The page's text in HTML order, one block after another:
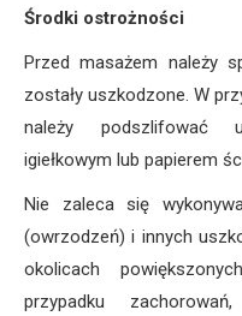
Środki ostrożności
Przed masażem należy
zostały uszkodzone. W
należy podszlifować
igiełkowym lub papierem
Nie zaleca się
(owrzodzeń) i innych
okolicach
przypadku